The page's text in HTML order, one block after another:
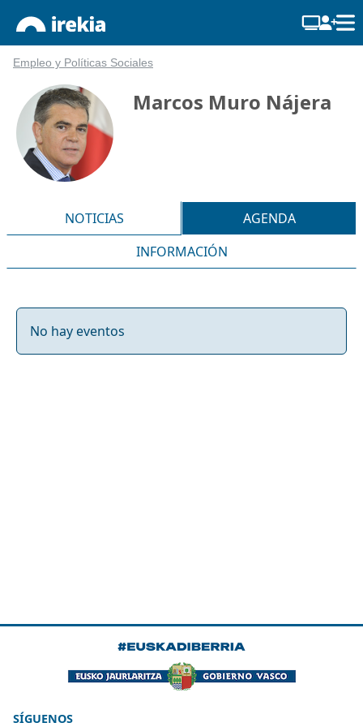
Empleo y Políticas Sociales
Marcos Muro Nájera
NOTICIAS
AGENDA
INFORMACIÓN
No hay eventos
SÍGUENOS